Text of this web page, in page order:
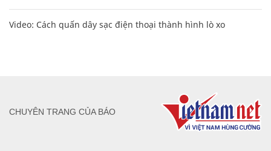
Video: Cách quấn dây sạc điện thoại thành hình lò xo
CHUYÊN TRANG CỦA BÁO